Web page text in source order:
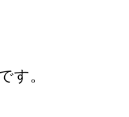
す。